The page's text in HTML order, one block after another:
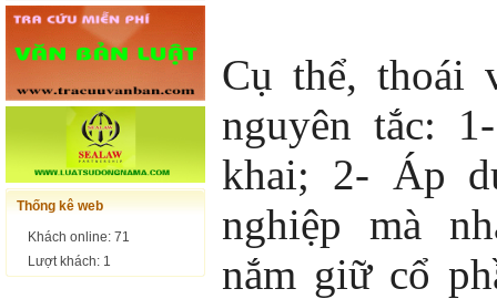
Thống kê web
Khách online: 71
Lượt khách: 1
Cụ thể, thoái
nguyên tắc:
khai; 2- Áp
nghiệp mà
nắm giữ cổ